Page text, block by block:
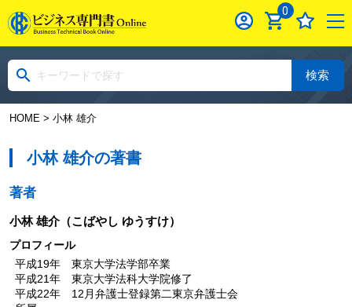
0
検索
HOME> 小林 雄介
小林 雄介の著書
著者
小林 雄介（こばやし ゆうすけ）
プロフィール
平成19年 東京大学法学部卒業
平成21年 東京大学法科大学院修了
平成22年 12月弁護士登録第二東京弁護士会